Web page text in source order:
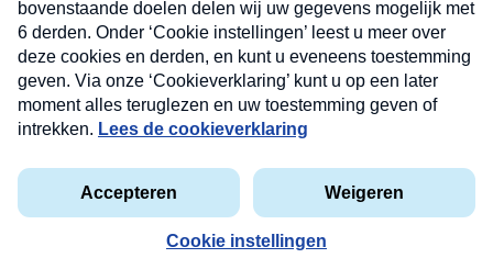
Privacyverklaring
Cookieverklaring
Kwetsbaarheid melden
Copyright © 2026 MAX Vandaag - Omroep MAX
Nieuwsbrief
Neem hier een gratis abonnement op onze
nieuwsbrief. Elke vrijdag- en dinsdagochtend in uw